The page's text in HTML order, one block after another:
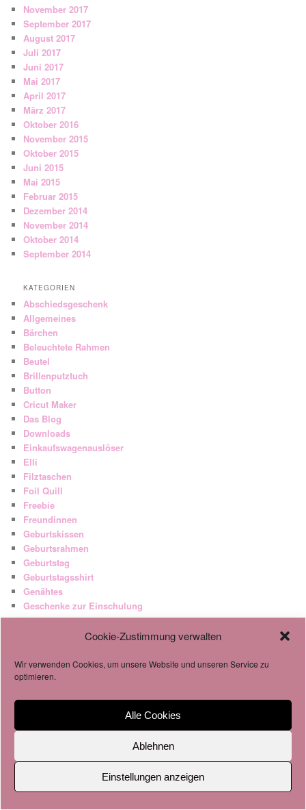
Cookie-Zustimmung verwalten
Wir verwenden Cookies, um unsere Website und unseren Service zu
optimieren.
Alle Cookies
Ablehnen
Einstellungen anzeigen
November 2017
September 2017
August 2017
Juli 2017
Juni 2017
Mai 2017
April 2017
März 2017
Oktober 2016
November 2015
Oktober 2015
Juni 2015
Mai 2015
Februar 2015
Dezember 2014
November 2014
Oktober 2014
September 2014
KATEGORIEN
Abschiedsgeschenk
Allgemeines
Bärchen
Beleuchtete Rahmen
Beutel
Brillenputztuch
Button
Cricut Maker
Das Blog
Downloads
Einkaufswagenauslöser
Elli
Filztaschen
Foil Quill
Freebie
Freundinnen
Geburtskissen
Geburtsrahmen
Geburtstag
Geburtstagsshirt
Genähtes
Geschenke zur Einschulung
Geschenke zur Geburt
grau
Größenlabels
Halstuch
Handy
Hochzeitsrahmen
Holzfüsschen